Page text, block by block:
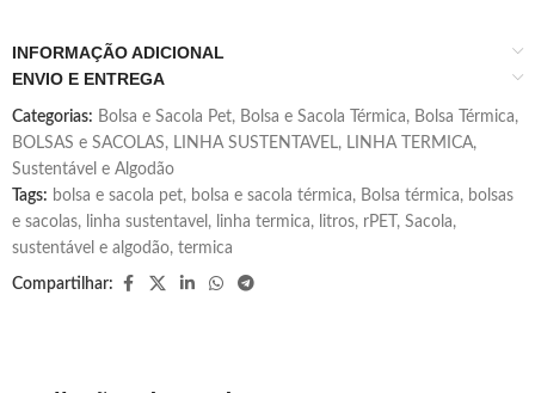
INFORMAÇÃO ADICIONAL
ENVIO E ENTREGA
Categorias: Bolsa e Sacola Pet, Bolsa e Sacola Térmica, Bolsa Térmica,
BOLSAS e SACOLAS, LINHA SUSTENTAVEL, LINHA TERMICA,
Sustentável e Algodão
Tags: bolsa e sacola pet, bolsa e sacola térmica, Bolsa térmica, bolsas
e sacolas, linha sustentavel , linha termica, litros, rPET , Sacola,
sustentável e algodão, termica
Compartilhar: